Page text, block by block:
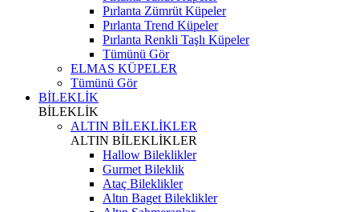
Pırlanta Zümrüt Küpeler
Pırlanta Trend Küpeler
Pırlanta Renkli Taşlı Küpeler
Tümünü Gör
ELMAS KÜPELER
Tümünü Gör
BİLEKLİK
BİLEKLİK
ALTIN BİLEKLİKLER
ALTIN BİLEKLİKLER
Hallow Bileklikler
Gurmet Bileklik
Ataç Bileklikler
Altın Baget Bileklikler